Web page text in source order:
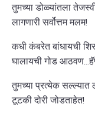
तुमच्या डोळ्यांतला
लागणारी सर्वोत्तम मलम!
कधी कंबरेत बांधायची
घालायची गोड
तुमच्या प्रत्येक सल्ल्यात
टूटकी दोरी जोडताहेत!